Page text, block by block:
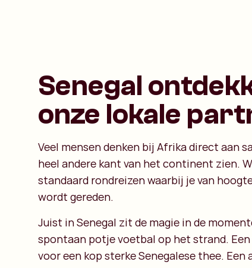
Senegal
onze lokale
Veel mensen denken bij Afrika direct aan
heel andere kant van het continent zien.
standaard rondreizen waarbij je van
wordt gereden.
Juist in Senegal zit de magie in de
spontaan potje voetbal op het strand.
voor een kop sterke Senegalese thee. Een